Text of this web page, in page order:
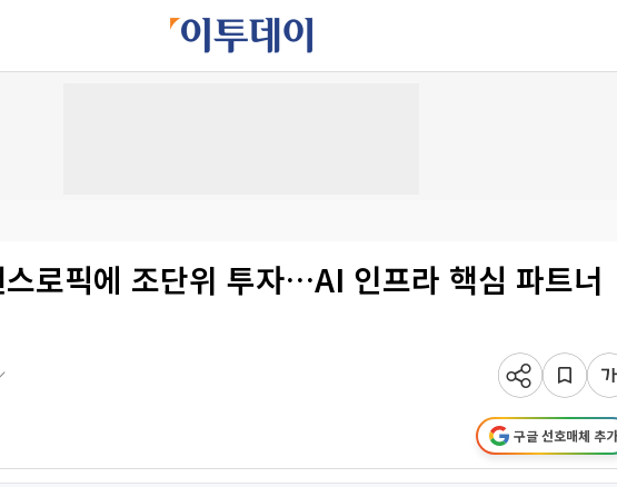
스로픽에 조단위 투자…AI 인프라 핵심 파트너
구글 선호매체 추가